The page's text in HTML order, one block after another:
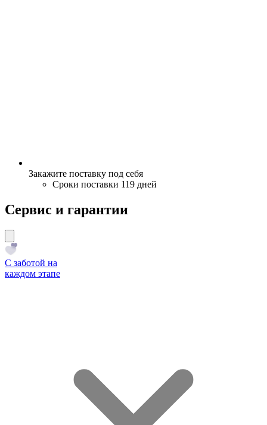
Закажите поставку под себя
Сроки поставки 119 дней
Сервис и гарантии
С заботой на
каждом этапе